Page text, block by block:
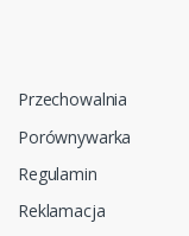
Przechowalnia
Porównywarka
Regulamin
Reklamacja